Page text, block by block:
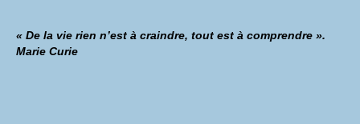
« De la vie rien n’est à craindre, tout est à comprendre ».
Marie Curie